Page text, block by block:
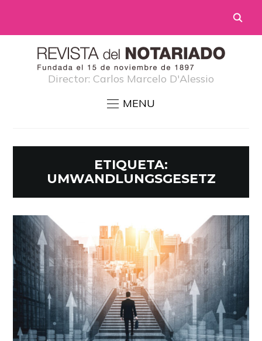
Director: Carlos Marcelo D'Alessio
MENU
ETIQUETA:
UMWANDLUNGSGESETZ